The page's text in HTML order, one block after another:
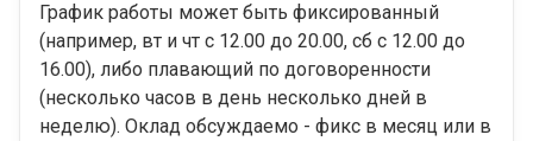
График работы может быть фиксированный
(например, вт и чт с 12.00 до 20.00, сб с 12.00 до
16.00), либо плавающий по договоренности
(несколько часов в день несколько дней в
неделю). Оклад обсуждаемо - фикс в месяц или в